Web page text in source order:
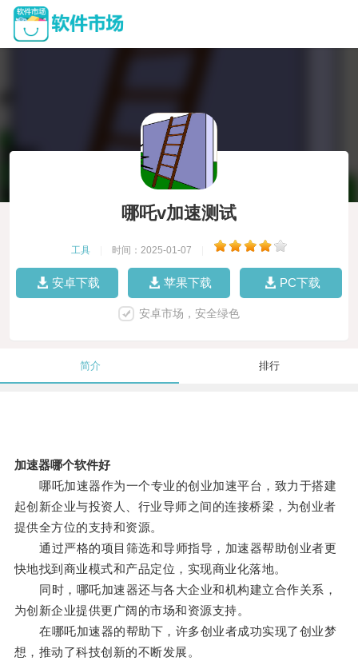
哪吒v加速测试
工具 时间：2025-01-07
安卓下载 苹果下载 PC下载
安卓市场，安全绿色
简介 排行
加速器哪个软件好
哪吒加速器作为一个专业的创业加速平台，致力于搭建
起创新企业与投资人、行业导师之间的连接桥梁，为创业者
提供全方位的支持和资源。
通过严格的项目筛选和导师指导，加速器帮助创业者更
快地找到商业模式和产品定位，实现商业化落地。
同时，哪吒加速器还与各大企业和机构建立合作关系，
为创新企业提供更广阔的市场和资源支持。
在哪吒加速器的帮助下，许多创业者成功实现了创业梦
想，推动了科技创新的不断发展。